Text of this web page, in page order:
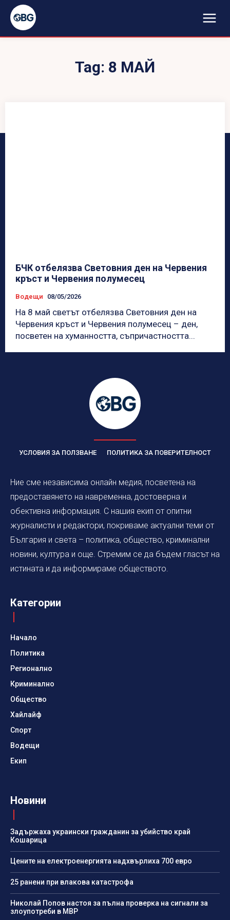
Tag: 8 МАЙ
БЧК отбелязва Световния ден на Червения
кръст и Червения полумесец
Водещи 08/05/2026
На 8 май светът отбелязва Световния ден на
Червения кръст и Червения полумесец – ден,
посветен на хуманността, съпричастността...
УСЛОВИЯ ЗА ПОЛЗВАНЕ ПОЛИТИКА ЗА ПОВЕРИТЕЛНОСТ
Ние сме независима онлайн медия, посветена на
предоставянето на навременна, достоверна и
обективна информация. С нашия екип от опитни
журналисти и редактори, покриваме актуални теми от
България и света – политика, общество, криминални
новини, култура и още. Стремим се да бъдем гласът на
истината и да информираме обществото.
Категории
Начало
Политика
Регионално
Криминално
Общество
Хайлайф
Спорт
Водещи
Екип
Новини
Задържаха украински гражданин за убийство край
Кошарица
Цените на електроенергията надхвърлиха 700 евро
25 ранени при влакова катастрофа
Николай Попов настоя за пълна проверка на сигнали за
злоупотреби в МВР